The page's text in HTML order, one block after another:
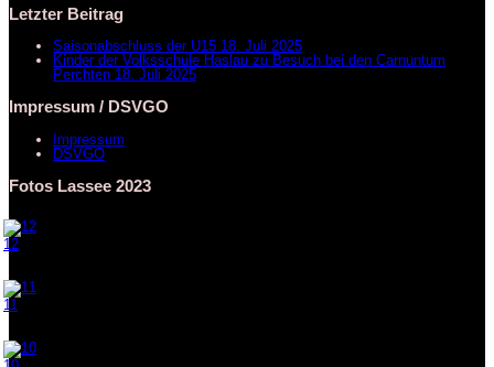
Letzter Beitrag
Saisonabschluss der U15 18. Juli 2025
Kinder der Volksschule Haslau zu Besuch bei den Carnuntum
Perchten 18. Juli 2025
Impressum / DSVGO
Impressum
DSVGO
Fotos Lassee 2023
12
11